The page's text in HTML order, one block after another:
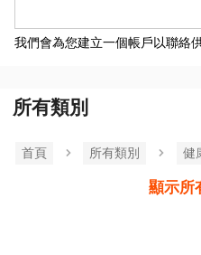
我們會為您建立一個帳戶以聯絡
所有類別
首頁 所有類別 健
顯示所